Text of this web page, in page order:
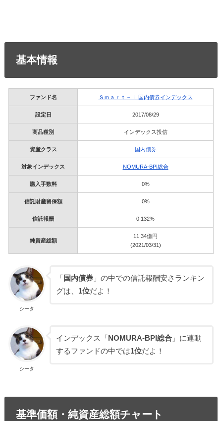
基本情報
ファンド名 Ｓｍａｒｔ－ｉ 国内債券インデックス
設定日 2017/08/29
商品種別 インデックス投信
資産クラス 国内債券
対象インデックス NOMURA-BPI総合
購入手数料 0%
信託財産留保額 0%
信託報酬 0.132%
純資産総額
11.34億円
(2021/03/31)
シータ
「国内債券 」の中での信託報酬安さランキン
グは、 1位だよ！
シータ
インデックス「NOMURA-BPI総合 」に連動
するファンドの中では1位だよ！
基準価額・純資産総額チャート